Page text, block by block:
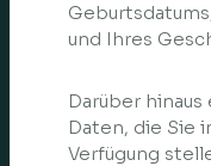
und Ihres
Darüber
Daten, die Sie
Verfügung